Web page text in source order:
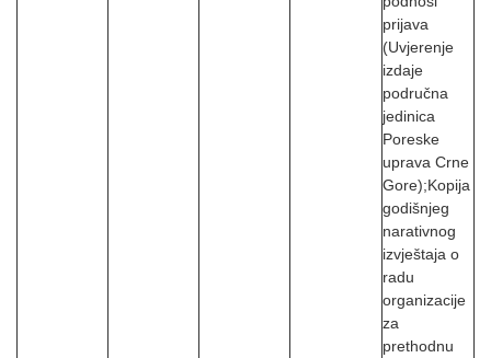
prijava
(Uvjerenje
izdaje
područna
jedinica
Poreske
uprava Crne
Gore);Kopija
godišnjeg
narativnog
izvještaja o
radu
organizacije
za
prethodnu